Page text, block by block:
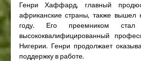
Генри Хаффард, главный
африканские страны, также
году. Его преемником
высококвалифицированный
Нигерии. Генри продолжает
поддержку в работе.